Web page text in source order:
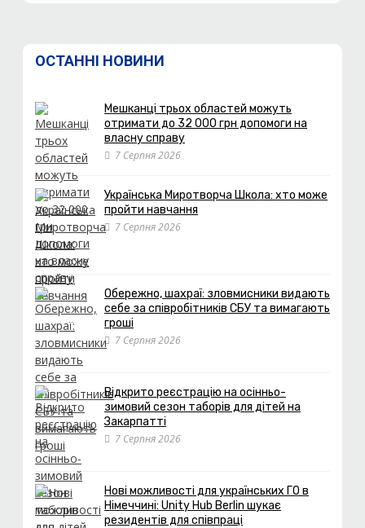
ОСТАННІ НОВИНИ
Мешканці трьох областей можуть
отримати до 32 000 грн допомоги на
власну справу
7 Серпня 2026
Українська Миротворча Школа: хто може
пройти навчання
7 Серпня 2026
Обережно, шахраї: зловмисники видають
себе за співробітників СБУ та вимагають
гроші
7 Серпня 2026
Відкрито реєстрацію на осінньо-
зимовий сезон таборів для дітей на
Закарпатті
7 Серпня 2026
Нові можливості для українських ГО в
Німеччині: Unity Hub Berlin шукає
резидентів для співпраці